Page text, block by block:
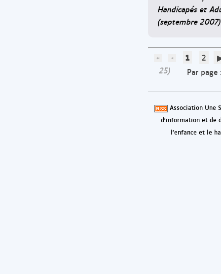
Handicapés et
(septembre 2007)
1
2
25)
Par
Association Une
d'information et de
l'enfance et le